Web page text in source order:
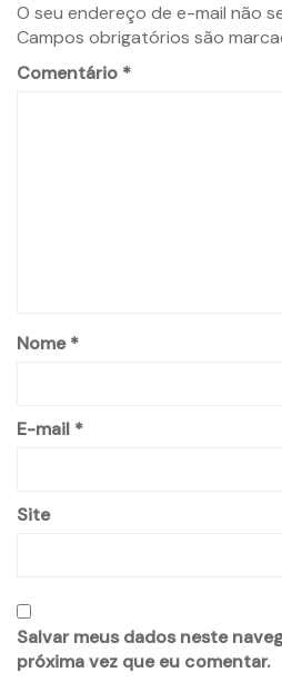
O seu endereço de e-mail não
Campos obrigatórios são
Comentário *
Nome*
E-mail *
Site
Salvar meus dados neste
próxima vez que eu comentar.